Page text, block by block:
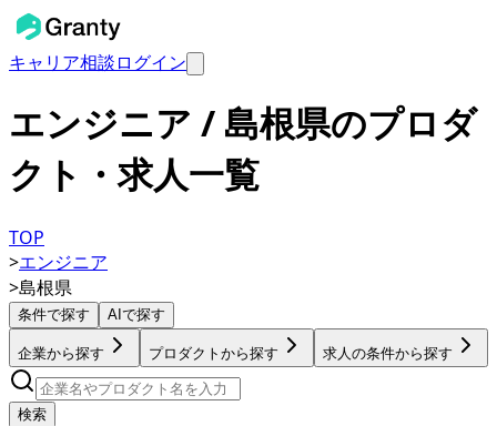
キャリア相談ログイン
エンジニア / 島根県のプロダ
クト・求人一覧
TOP
>エンジニア
>島根県
条件で探す AIで探す
企業から探す プロダクトから探す 求人の条件から探す
検索